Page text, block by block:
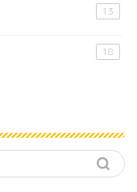
13
18